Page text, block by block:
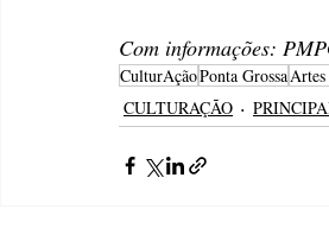
Com informações:
CulturAçãoPonta Grossa
CULTURAÇÃO